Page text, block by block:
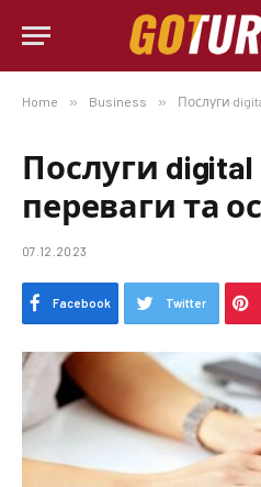
Home » Business » Послуги digital
Послуги digital
переваги та
07.12.2023
Facebook Twitter